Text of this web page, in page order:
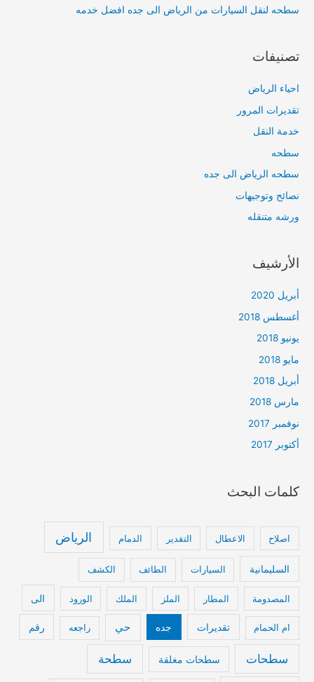
سطحه لنقل السيارات من الرياض الى جده افضل خدمه
تصنيفات
احياء الرياض
تقديرات المرور
خدمة النقل
سطحه
سطحه الرياض الى جده
نصائح وتوجيهات
ورشه متنقله
الأرشيف
أبريل 2020
أغسطس 2018
يونيو 2018
مايو 2018
أبريل 2018
مارس 2018
نوفمبر 2017
أكتوبر 2017
كلمات البحث
اصلاح الاعطال التقدير الدمام الرياض
السليمانية السيارات الطائف الكشف
المصدومة المطار الملز الملك الورود الى
ام الحمام تقديرات جده حي راجعه رقم
سطحات سطحات مغلقة سطحة